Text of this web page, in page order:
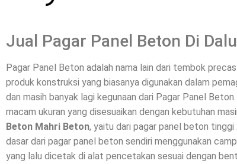
Jual Pagar Panel Beton Di
Pagar Panel Beton adalah nama lain dari tembok
produk konstruksi yang biasanya digunakan dalam
dan masih banyak lagi kegunaan dari Pagar Panel
macam ukuran yang disesuaikan dengan kebutuhan
Beton Mahri Beton, yaitu dari pagar panel beton
dasar dari pagar panel beton sendiri menggunakan
yang lalu dicetak di alat pencetakan sesuai dengan